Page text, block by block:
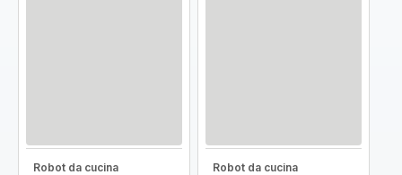
Robot da cucina
Robot da cucina